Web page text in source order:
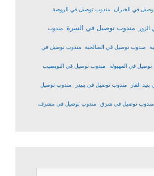
في الخيران مندوب توصيل في الروضة
مندوب توصيل في السرة مندوب
مندوب توصيل في الصالحية مندوب توصيل في
في المهبولة مندوب توصيل في النويصيب
القار مندوب توصيل في بنيدر مندوب توصيل
مندوب توصيل في شرق مندوب توصيل في مشرف